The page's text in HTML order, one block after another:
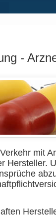
-
mit
Hersteller.